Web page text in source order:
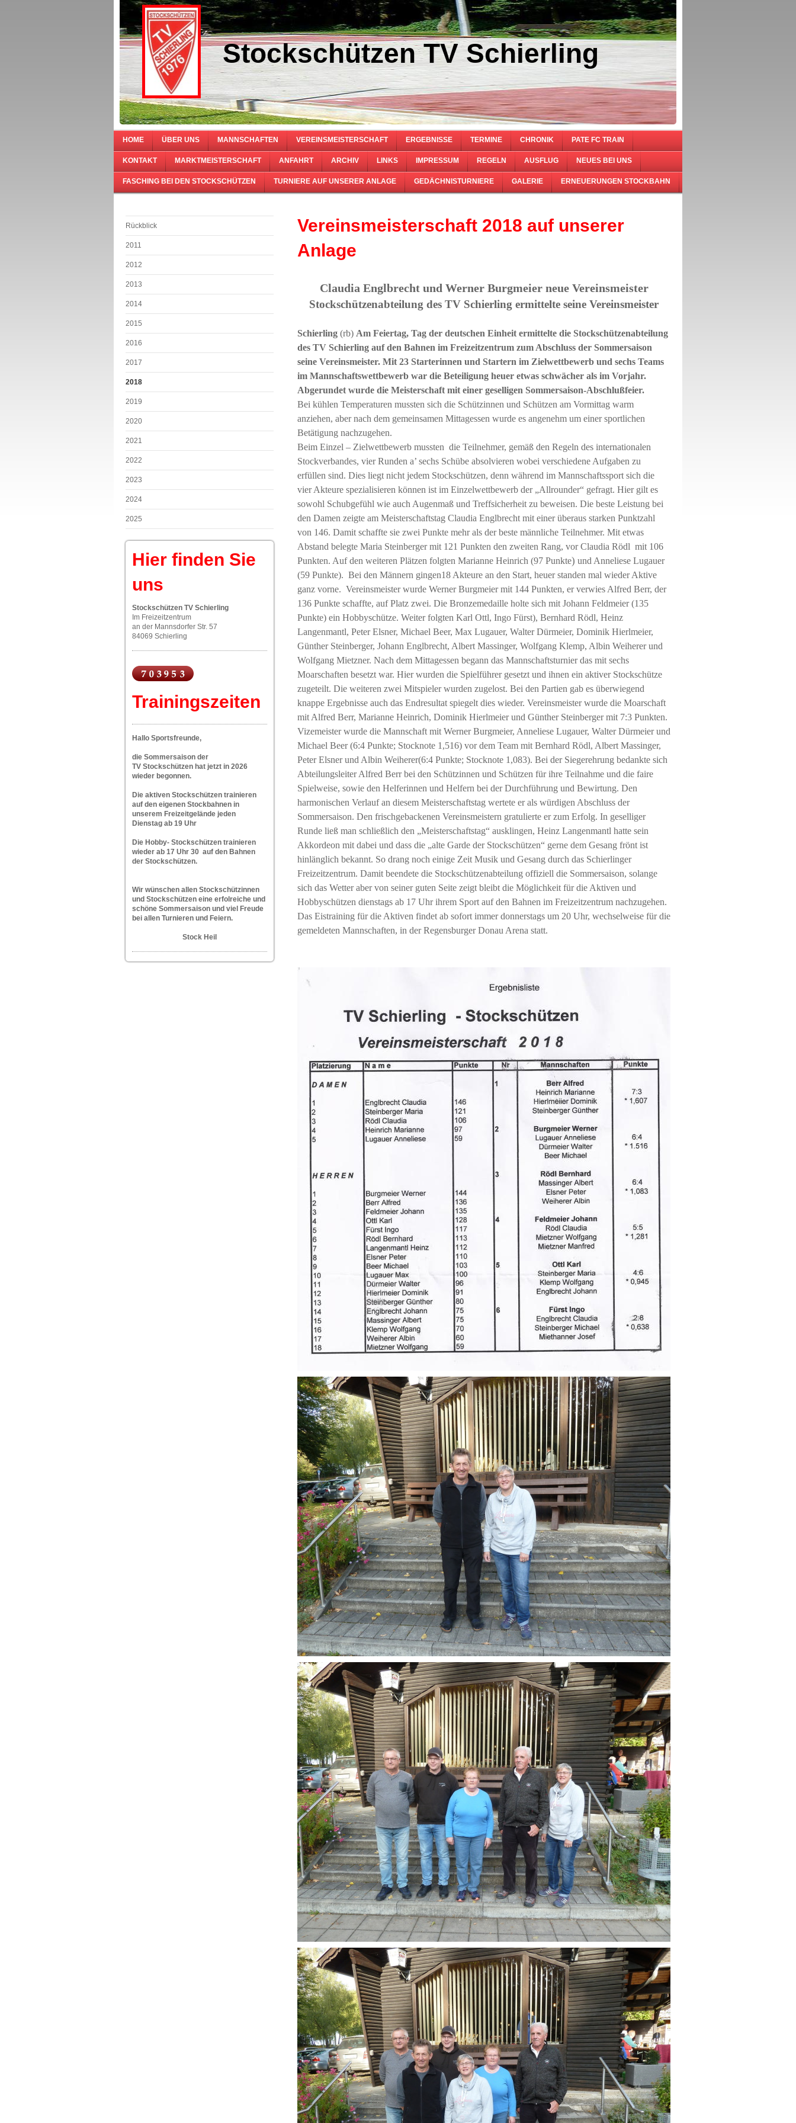
Stockschützen TV Schierling
HOME ÜBER UNS MANNSCHAFTEN VEREINSMEISTERSCHAFT ERGEBNISSE TERMINE CHRONIK PATE FC TRAIN
KONTAKT MARKTMEISTERSCHAFT ANFAHRT ARCHIV LINKS IMPRESSUM REGELN AUSFLUG NEUES BEI UNS
FASCHING BEI DEN STOCKSCHÜTZEN TURNIERE AUF UNSERER ANLAGE GEDÄCHNISTURNIERE GALERIE ERNEUERUNGEN STOCKBAHN
Rückblick
2011
2012
2013
2014
2015
2016
2017
2018
2019
2020
2021
2022
2023
2024
2025
Hier finden Sie
uns
Stockschützen TV Schierling
Im Freizeitzentrum
an der Mannsdorfer Str. 57
84069 Schierling
Trainingszeiten
Hallo Sportsfreunde,
die Sommersaison der
TV Stockschützen hat jetzt in 2026
wieder begonnen.
Die aktiven Stockschützen trainieren
auf den eigenen Stockbahnen in
unserem Freizeitgelände jeden
Dienstag ab 19 Uhr
Die Hobby- Stockschützen trainieren
wieder ab 17 Uhr 30 auf den Bahnen
der Stockschützen.
Wir wünschen allen Stockschützinnen
und Stockschützen eine erfolreiche und
schöne Sommersaison und viel Freude
bei allen Turnieren und Feiern.
Stock Heil
Vereinsmeisterschaft 2018 auf unserer
Anlage
Claudia Englbrecht und Werner Burgmeier neue Vereinsmeister
Stockschützenabteilung des TV Schierling ermittelte seine Vereinsmeister
Schierling (rb) Am Feiertag, Tag der deutschen Einheit ermittelte die Stockschützenabteilung
des TV Schierling auf den Bahnen im Freizeitzentrum zum Abschluss der Sommersaison
seine Vereinsmeister. Mit 23 Starterinnen und Startern im Zielwettbewerb und sechs Teams
im Mannschaftswettbewerb war die Beteiligung heuer etwas schwächer als im Vorjahr.
Abgerundet wurde die Meisterschaft mit einer geselligen Sommersaison-Abschlußfeier.
Bei kühlen Temperaturen mussten sich die Schützinnen und Schützen am Vormittag warm
anziehen, aber nach dem gemeinsamen Mittagessen wurde es angenehm um einer sportlichen
Betätigung nachzugehen.
Beim Einzel – Zielwettbewerb mussten die Teilnehmer, gemäß den Regeln des internationalen
Stockverbandes, vier Runden a’ sechs Schübe absolvieren wobei verschiedene Aufgaben zu
erfüllen sind. Dies liegt nicht jedem Stockschützen, denn während im Mannschaftssport sich die
vier Akteure spezialisieren können ist im Einzelwettbewerb der „Allrounder“ gefragt. Hier gilt es
sowohl Schubgefühl wie auch Augenmaß und Treffsicherheit zu beweisen. Die beste Leistung bei
den Damen zeigte am Meisterschaftstag Claudia Englbrecht mit einer überaus starken Punktzahl
von 146. Damit schaffte sie zwei Punkte mehr als der beste männliche Teilnehmer. Mit etwas
Abstand belegte Maria Steinberger mit 121 Punkten den zweiten Rang, vor Claudia Rödl mit 106
Punkten. Auf den weiteren Plätzen folgten Marianne Heinrich (97 Punkte) und Anneliese Lugauer
(59 Punkte). Bei den Männern gingen18 Akteure an den Start, heuer standen mal wieder Aktive
ganz vorne. Vereinsmeister wurde Werner Burgmeier mit 144 Punkten, er verwies Alfred Berr, der
136 Punkte schaffte, auf Platz zwei. Die Bronzemedaille holte sich mit Johann Feldmeier (135
Punkte) ein Hobbyschütze. Weiter folgten Karl Ottl, Ingo Fürst), Bernhard Rödl, Heinz
Langenmantl, Peter Elsner, Michael Beer, Max Lugauer, Walter Dürmeier, Dominik Hierlmeier,
Günther Steinberger, Johann Englbrecht, Albert Massinger, Wolfgang Klemp, Albin Weiherer und
Wolfgang Mietzner. Nach dem Mittagessen begann das Mannschaftsturnier das mit sechs
Moarschaften besetzt war. Hier wurden die Spielführer gesetzt und ihnen ein aktiver Stockschütze
zugeteilt. Die weiteren zwei Mitspieler wurden zugelost. Bei den Partien gab es überwiegend
knappe Ergebnisse auch das Endresultat spiegelt dies wieder. Vereinsmeister wurde die Moarschaft
mit Alfred Berr, Marianne Heinrich, Dominik Hierlmeier und Günther Steinberger mit 7:3 Punkten.
Vizemeister wurde die Mannschaft mit Werner Burgmeier, Anneliese Lugauer, Walter Dürmeier und
Michael Beer (6:4 Punkte; Stocknote 1,516) vor dem Team mit Bernhard Rödl, Albert Massinger,
Peter Elsner und Albin Weiherer(6:4 Punkte; Stocknote 1,083). Bei der Siegerehrung bedankte sich
Abteilungsleiter Alfred Berr bei den Schützinnen und Schützen für ihre Teilnahme und die faire
Spielweise, sowie den Helferinnen und Helfern bei der Durchführung und Bewirtung. Den
harmonischen Verlauf an diesem Meisterschaftstag wertete er als würdigen Abschluss der
Sommersaison. Den frischgebackenen Vereinsmeistern gratulierte er zum Erfolg. In geselliger
Runde ließ man schließlich den „Meisterschaftstag“ ausklingen, Heinz Langenmantl hatte sein
Akkordeon mit dabei und dass die „alte Garde der Stockschützen“ gerne dem Gesang frönt ist
hinlänglich bekannt. So drang noch einige Zeit Musik und Gesang durch das Schierlinger
Freizeitzentrum. Damit beendete die Stockschützenabteilung offiziell die Sommersaison, solange
sich das Wetter aber von seiner guten Seite zeigt bleibt die Möglichkeit für die Aktiven und
Hobbyschützen dienstags ab 17 Uhr ihrem Sport auf den Bahnen im Freizeitzentrum nachzugehen.
Das Eistraining für die Aktiven findet ab sofort immer donnerstags um 20 Uhr, wechselweise für die
gemeldeten Mannschaften, in der Regensburger Donau Arena statt.